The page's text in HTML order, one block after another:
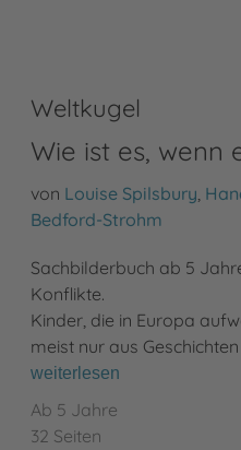
Weltkugel
Wie ist es, wenn
von Louise Spilsbury,
Bedford-Strohm
Sachbilderbuch ab 5
Konflikte.
Kinder, die in Europa
meist nur aus
weiterlesen
Ab 5 Jahre
32 Seiten